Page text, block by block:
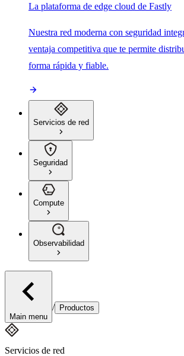
La plataforma de edge cloud de Fastly
Nuestra red moderna con seguridad
ventaja competitiva que te permite
forma rápida y fiable.
Servicios de red
Seguridad
Compute
Observabilidad
Main menu
/ Productos
Servicios de red